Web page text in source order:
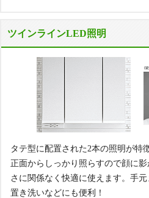
ツインラインLED照明
タテ型に配置された2本の照明が特
正面からしっかり照らすので顔に
さに関係なく快適に使えます。手
置き洗いなどにも便利！